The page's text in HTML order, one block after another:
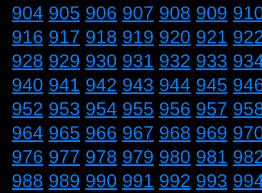
904 905 906 907 908 909
916 917 918 919 920 921
928 929 930 931 932 933
940 941 942 943 944 945
952 953 954 955 956 957
964 965 966 967 968 969
976 977 978 979 980 981
988 989 990 991 992 993